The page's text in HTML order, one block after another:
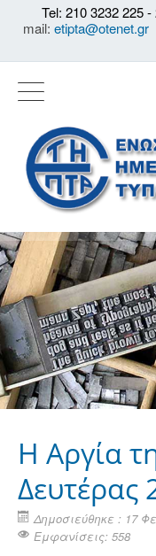
Tel: 210 3232 225
mail: etipta@otenet.gr
Η Aργία
Δευτέρας
Δημοσιεύθηκε : 17
Εμφανίσεις: 558